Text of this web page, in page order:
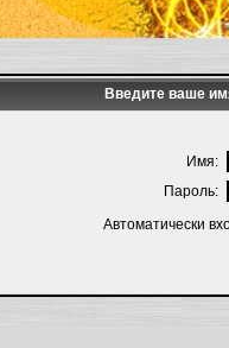
Введите ваше
Имя:
Пароль:
Автоматически